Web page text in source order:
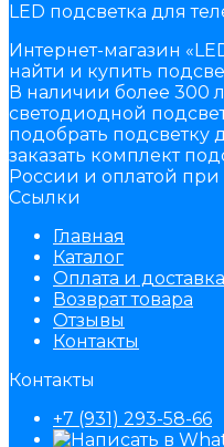
LED подсветка для
Интернет-магазин
найти и купить
В наличии более 300
светодиодной
подобрать подсветку
заказать комплект
России и оплатой
Ссылки
Главная
Каталог
Оплата и доставка
Возврат товара
Отзывы
Контакты
Контакты
+7 (931) 293-58-66